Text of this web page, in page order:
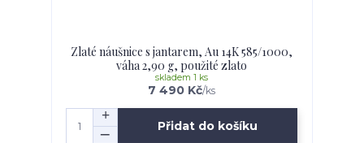
Zlaté náušnice s jantarem, Au 14K 585/1000,
váha 2,90 g, použité zlato
7 490 Kč/ks
skladem 1 ks
Přidat do košíku